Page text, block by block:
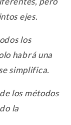
ejes.
los
habrá una
simplifica.
los métodos
la